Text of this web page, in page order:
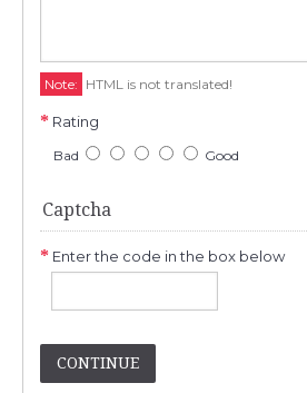
Note: HTML is not translated!
Rating
Bad Good
Captcha
Enter the code in the box below
CONTINUE